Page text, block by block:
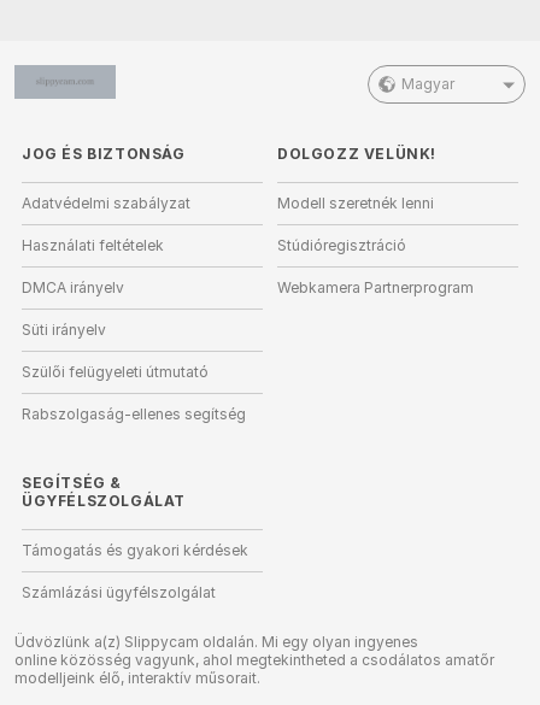
Magyar
JOG ÉS BIZTONSÁG
Adatvédelmi szabályzat
Használati feltételek
DMCA irányelv
Süti irányelv
Szülői felügyeleti útmutató
Rabszolgaság-ellenes segítség
DOLGOZZ VELÜNK!
Modell szeretnék lenni
Stúdióregisztráció
Webkamera Partnerprogram
SEGÍTSÉG &
ÜGYFÉLSZOLGÁLAT
Támogatás és gyakori kérdések
Számlázási ügyfélszolgálat
Üdvözlünk a(z) Slippycam oldalán. Mi egy olyan ingyenes
online közösség vagyunk, ahol megtekintheted a csodálatos amatőr
modelljeink élő, interaktív műsorait.